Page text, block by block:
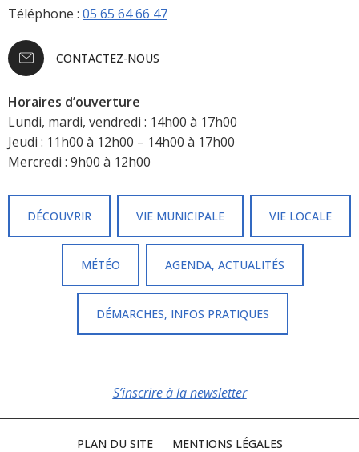
Téléphone : 05 65 64 66 47
CONTACTEZ-NOUS
Horaires d’ouverture
Lundi, mardi, vendredi : 14h00 à 17h00
Jeudi : 11h00 à 12h00 – 14h00 à 17h00
Mercredi : 9h00 à 12h00
DÉCOUVRIR VIE MUNICIPALE VIE LOCALE
MÉTÉO AGENDA, ACTUALITÉS
DÉMARCHES, INFOS PRATIQUES
S’inscrire à la newsletter
PLAN DU SITE MENTIONS LÉGALES